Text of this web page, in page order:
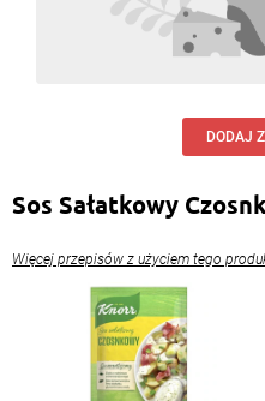
DODAJ
Sos Sałatkowy
Więcej przepisów z użyciem tego